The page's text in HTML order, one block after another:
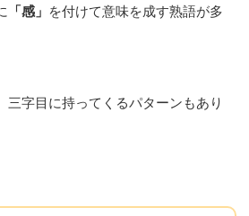
「感」 を付けて意味を成す熟語が多
三字目に持ってくるパターンもあり